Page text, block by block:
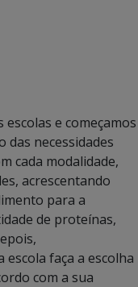
e começamos
das necessidades
cada modalidade,
acrescentando
para a
de proteínas,
faça a escolha
com a sua